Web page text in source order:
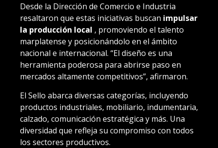
Desde la Dirección de Comercio e Industria
resaltaron que estas iniciativas buscan impulsar
la producción local , promoviendo el talento
marplatense y posicionándolo en el ámbito
nacional e internacional. “El diseño es una
herramienta poderosa para abrirse paso en
mercados altamente competitivos”, afirmaron.
El Sello abarca diversas categorías, incluyendo
productos industriales, mobiliario, indumentaria,
calzado, comunicación estratégica y más. Una
diversidad que refleja su compromiso con todos
los sectores productivos.